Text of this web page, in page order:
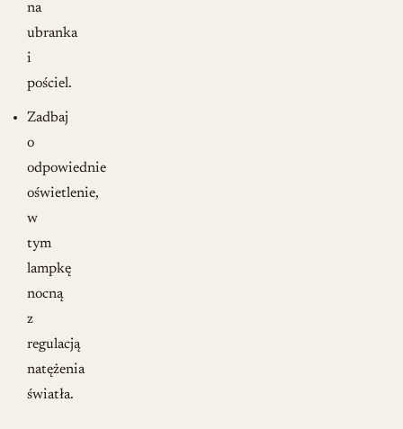
na
ubranka
i
pościel.
Zadbaj
o
odpowiednie
oświetlenie,
w
tym
lampkę
nocną
z
regulacją
natężenia
światła.